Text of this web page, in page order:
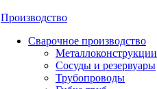
Производство
Сварочное производство
Металлоконструкции
Сосуды и резервуары
Трубопроводы